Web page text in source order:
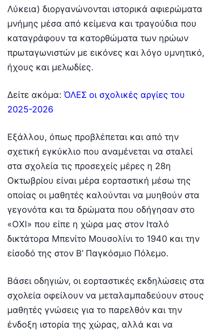
Λύκεια) διοργανώνονται ιστορικά αφιερώματα
μνήμης μέσα από κείμενα και τραγούδια που
καταγράφουν τα κατορθώματα των ηρώων
πρωταγωνιστών με εικόνες και λόγο υμνητικό,
ήχους και μελωδίες.
Δείτε ακόμα: ΌΛΕΣ οι σχολικές αργίες του
2025-2026
Εξάλλου, όπως προβλέπεται και από την
σχετική εγκύκλιο που αναμένεται να σταλεί
στα σχολεία τις προσεχείς μέρες η 28η
Οκτωβρίου είναι μέρα εορταστική μέσω της
οποίας οι μαθητές καλούνται να μυηθούν στα
γεγονότα και τα δρώματα που οδήγησαν στο
«ΟΧΙ» που είπε η χώρα μας στον Ιταλό
δικτάτορα Μπενίτο Μουσολίνι το 1940 και την
είσοδό της στον Β’ Παγκόσμιο Πόλεμο.
Βάσει οδηγιών, οι εορταστικές εκδηλώσεις στα
σχολεία οφείλουν να μεταλαμπαδεύουν στους
μαθητές γνώσεις για το παρελθόν και την
ένδοξη ιστορία της χώρας, αλλά και να